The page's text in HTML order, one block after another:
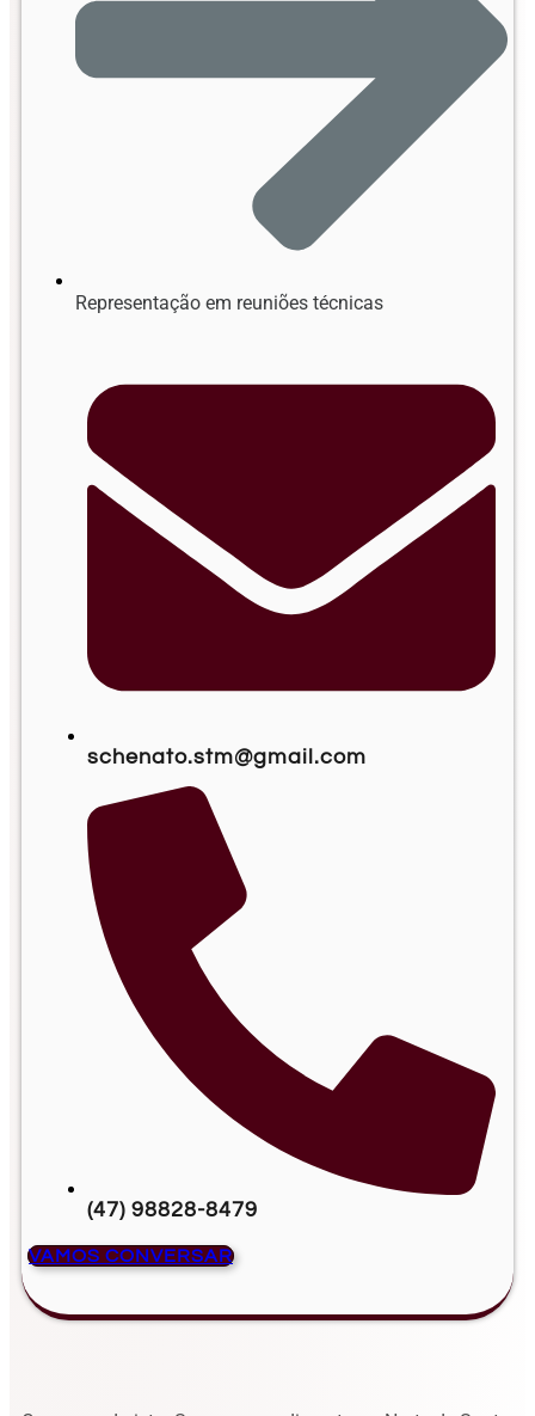
Representação em reuniões técnicas
schenato.stm@gmail.com
(47) 98828-8479
VAMOS CONVERSAR